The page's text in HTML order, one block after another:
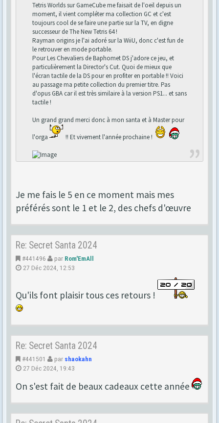
Tetris Worlds sur GameCube me faisait de l'oeil depuis un
moment, il vient compléter ma collection GC et c'est
toujours cool de se faire une partie sur la TV, en digne
successeur de The New Tetris 64 !
Rayman origins je l'ai adoré sur la WiiU, donc c'est fun de
le retrouver en mode portable.
Pour Les Chevaliers de Baphomet DS j'adore ce jeu, et
particulièrement la Director's Cut. Quoi de mieux que
l'écran tactile de la DS pour en profiter en portable !! Voici
au passage ma petite collection du premier titre. Pas
d'opus GBA car il est très similaire à la version PS1... et sans
tactile !
Un grand grand merci donc à mon santa et à Master pour
l'orga !! Et vivement l'année prochaine !
Je me fais le 5 en ce moment mais mes
préférés sont le 1 et le 2, des chefs d'œuvre
Re: Secret Santa 2024
#441496 par Rom'EmAll
27 Déc 2024, 12:53
Qu'ils font plaisir tous ces retours !
Re: Secret Santa 2024
#441501 par shaokahn
27 Déc 2024, 19:43
On s'est fait de beaux cadeaux cette année